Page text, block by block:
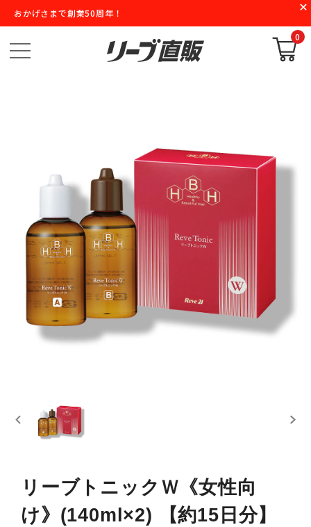
おかげさまで創業50周年！
0
リーブトニックＷ《女性向
け》(140ml×2) 【約15日分】